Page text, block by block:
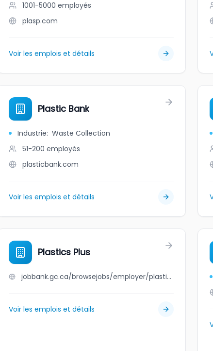
1001-5000 employés
plasp.com
Voir les emplois et détails
Plastic Bank
Industrie: Waste Collection
51-200 employés
plasticbank.com
Voir les emplois et détails
Plastics Plus
jobbank.gc.ca/browsejobs/employer/plastics+plus/ca
Voir les emplois et détails